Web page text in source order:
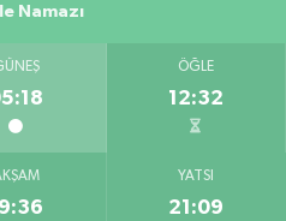
Namazı
ÖĞLE
12:32
YATSI
21:09